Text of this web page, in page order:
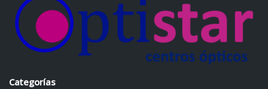
Categorías